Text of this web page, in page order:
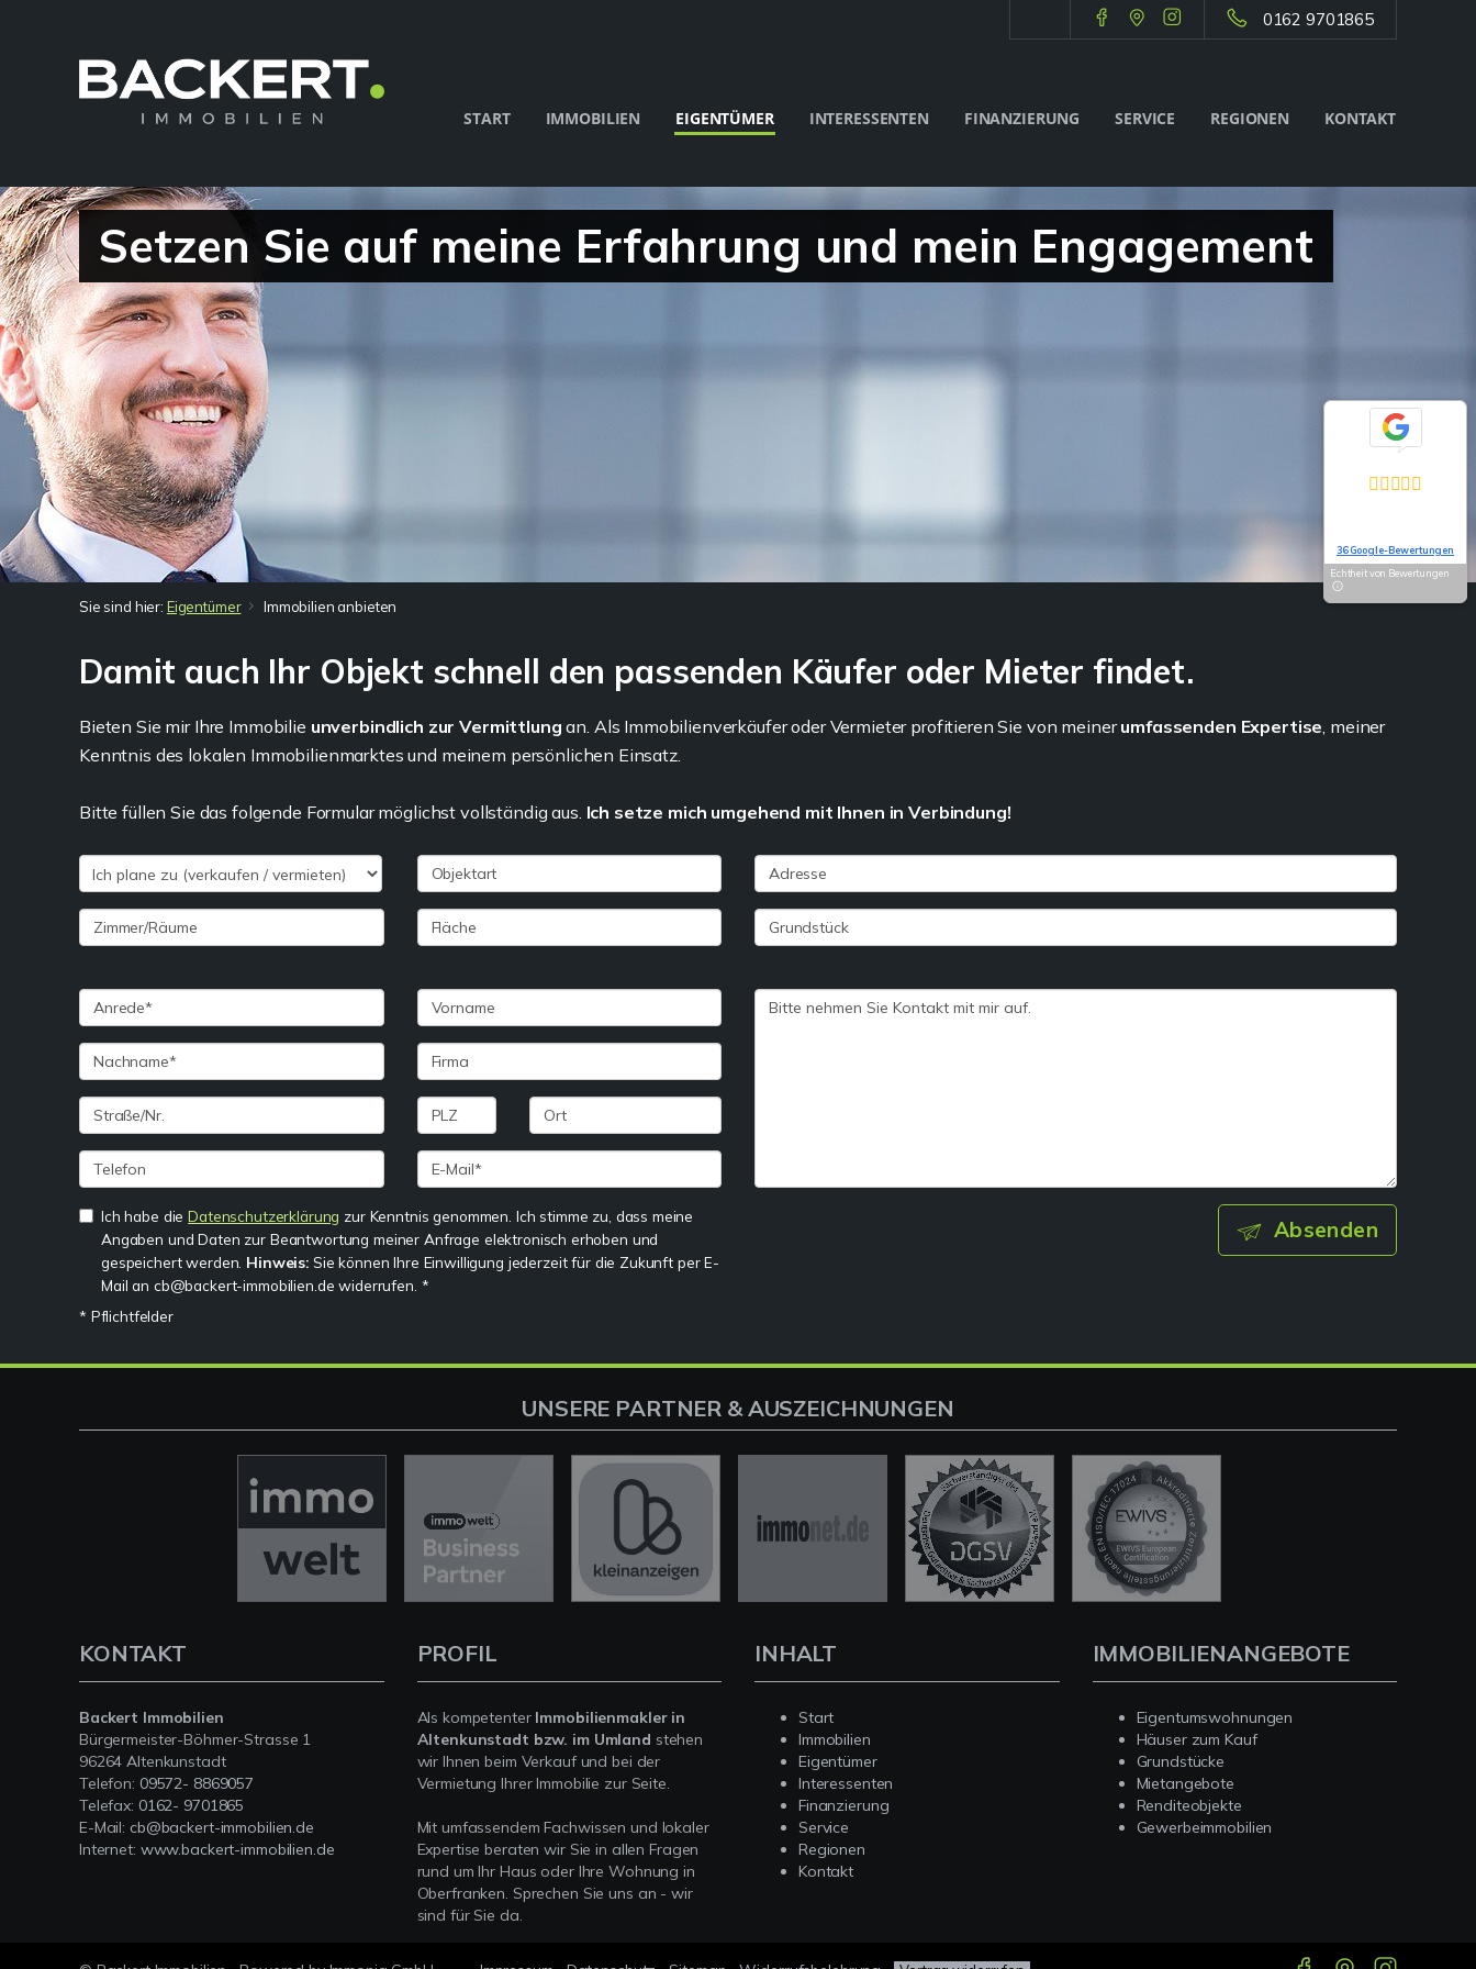
0162 9701865
START IMMOBILIEN EIGENTÜMER INTERESSENTEN FINANZIERUNG SERVICE REGIONEN KONTAKT
Setzen Sie auf meine Erfahrung und mein Engagement
Sie sind hier: Eigentümer Immobilien anbieten
Damit auch Ihr Objekt schnell den passenden Käufer oder Mieter findet.
Bieten Sie mir Ihre Immobilie unverbindlich zur Vermittlung an. Als Immobilienverkäufer oder Vermieter profitieren Sie von meinerumfassenden Expertise, meiner
Kenntnis des lokalen Immobilienmarktes und meinem persönlichen Einsatz.
Bitte füllen Sie das folgende Formular möglichst vollständig aus. Ich setze mich umgehend mit Ihnen in Verbindung!
Ich habe dieDatenschutzerklärung zur Kenntnis genommen. Ich stimme zu, dass meine
Angaben und Daten zur Beantwortung meiner Anfrage elektronisch erhoben und
gespeichert werden. Hinweis:Sie können Ihre Einwilligung jederzeit für die Zukunft per E-
Mail an cb@backert-immobilien.de widerrufen. *
* Pflichtfelder
Absenden
36 Google-Bewertungen
Echtheit von Bewertungen
UNSERE PARTNER & AUSZEICHNUNGEN
KONTAKT
Backert Immobilien
Bürgermeister-Böhmer-Strasse 1
96264 Altenkunstadt
Telefon: 09572- 8869057
Telefax: 0162- 9701865
E-Mail: cb@backert-immobilien.de
Internet: www.backert-immobilien.de
PROFIL
Als kompetenter Immobilienmakler in
Altenkunstadt bzw. im Umland stehen
wir Ihnen beim Verkauf und bei der
Vermietung Ihrer Immobilie zur Seite.
Mit umfassendem Fachwissen und lokaler
Expertise beraten wir Sie in allen Fragen
rund um Ihr Haus oder Ihre Wohnung in
Oberfranken. Sprechen Sie uns an - wir
sind für Sie da.
INHALT
Start
Immobilien
Eigentümer
Interessenten
Finanzierung
Service
Regionen
Kontakt
IMMOBILIENANGEBOTE
Eigentumswohnungen
Häuser zum Kauf
Grundstücke
Mietangebote
Renditeobjekte
Gewerbeimmobilien